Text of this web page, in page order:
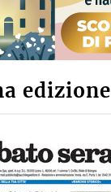
edizione